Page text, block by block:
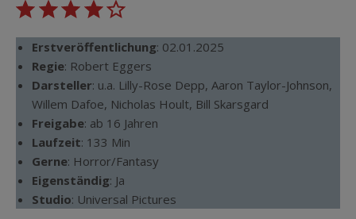
Erstveröffentlichung: 02.01.2025
Regie: Robert Eggers
Darsteller: u.a. Lilly-Rose Depp, Aaron Taylor-Johnson,
Willem Dafoe, Nicholas Hoult, Bill Skarsgard
Freigabe: ab 16 Jahren
Laufzeit: 133 Min
Gerne: Horror/Fantasy
Eigenständig: Ja
Studio: Universal Pictures